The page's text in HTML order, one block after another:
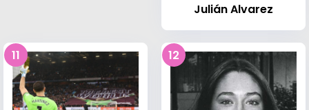
Julián Alvarez
11 12